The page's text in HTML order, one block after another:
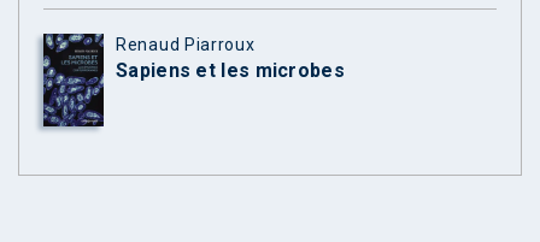
Renaud Piarroux
Sapiens et les microbes